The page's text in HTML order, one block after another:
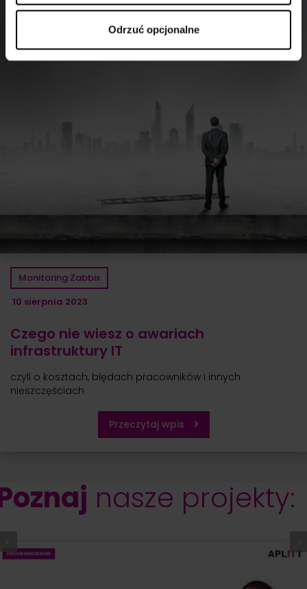
Odrzuć opcjonalne
Monitoring Zabbix
10 sierpnia 2023
Czego nie wiesz o awariach
infrastruktury IT
czyli o kosztach, błędach pracowników i innych
nieszczęściach
Przeczytaj wpis
nasze projekty: